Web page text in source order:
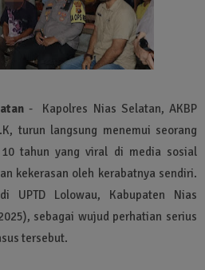
- Kapolres Nias Selatan, AKBP
turun langsung menemui seorang
tahun yang viral di media sosial
kekerasan oleh kerabatnya sendiri.
UPTD Lolowau, Kabupaten Nias
sebagai wujud perhatian serius
tersebut.